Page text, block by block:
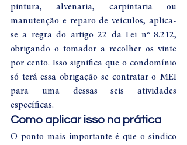
pintura, alvenaria, carpintaria ou
manutenção e reparo de veículos, aplica-
se a regra do artigo 22 da Lei nº 8.212,
obrigando o tomador a recolher os vinte
por cento. Isso significa que o condomínio
só terá essa obrigação se contratar o MEI
para uma dessas seis atividades
específicas.
Como aplicar isso na prática
O ponto mais importante é que o síndico